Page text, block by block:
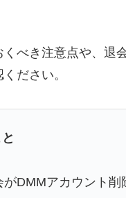
べき注意点や、退
ださい。
がDMMアカウント